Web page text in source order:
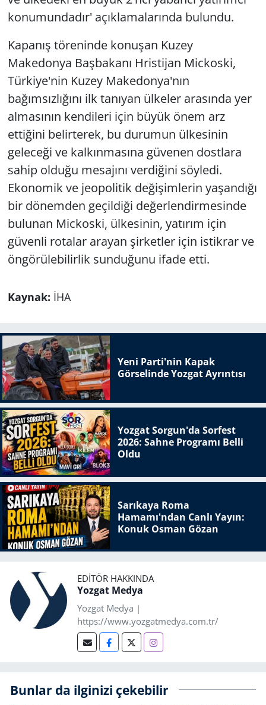
konumundadır' açıklamalarında bulundu.
Kapanış töreninde konuşan Kuzey
Makedonya Başbakanı Hristijan Mickoski,
Türkiye'nin Kuzey Makedonya'nın
bağımsızlığını ilk tanıyan ülkeler arasında yer
almasının kendileri için büyük önem arz
ettiğini belirterek, bu durumun ülkesinin
geleceği ve kalkınmasına güvenen dostlara
sahip olduğu mesajını verdiğini söyledi.
Ekonomik ve jeopolitik değişimlerin yaşandığı
bir dönemden geçildiği değerlendirmesinde
bulunan Mickoski, ülkesinin, yatırım için
güvenli rotalar arayan şirketler için istikrar ve
öngörülebilirlik sunduğunu ifade etti.
Kaynak: İHA
Yeni Parti'nin Kapak
Görselinde Yozgat Ayrıntısı
Yozgat Sorgun'da Sorfest
2026: Sahne Programı Belli
Oldu
Sarıkaya Roma
Hamamı'ndan Canlı Yayın:
Konuk Osman Gözan
EDITÖR HAKKINDA
Yozgat Medya
Yozgat Medya |
https://www.yozgatmedya.com.tr/
Bunlar da ilginizi çekebilir